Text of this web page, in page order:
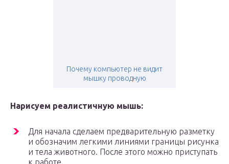
Почему компьютер не видит
мышку проводную
Нарисуем реалистичную мышь:
Для начала сделаем предварительную разметку
и обозначим легкими линиями границы рисунка
и тела животного. После этого можно приступать
к работе.